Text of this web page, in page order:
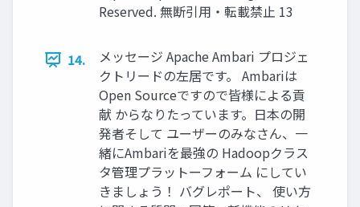
Reserved. 無断引用・転載禁止 13
14.
メッセージ Apache Ambari プロジェ
クトリードの左居です。 Ambariは
Open Sourceですので皆様による貢
献 からなりたっています。日本の開
発者そして ユーザーのみなさん、一
緒にAmbariを最強の Hadoopクラス
タ管理プラットーフォーム にしてい
きましょう！ バグレポート、 使い方